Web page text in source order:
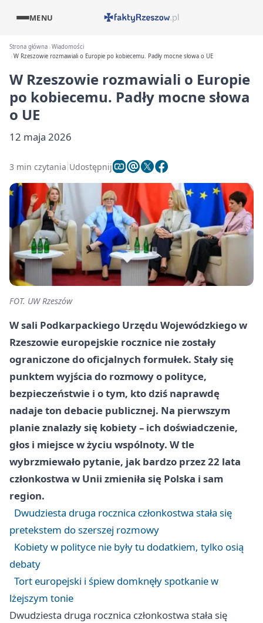
MENU
Strona główna Wiadomości
W Rzeszowie rozmawiali o Europie po kobiecemu. Padły mocne słowa o UE
W Rzeszowie rozmawiali o Europie
po kobiecemu. Padły mocne słowa
o UE
12 maja 2026
3 min czytania Udostępnij
FOT. UW Rzeszów
W sali Podkarpackiego Urzędu Wojewódzkiego w
Rzeszowie europejskie rocznice nie zostały
ograniczone do oficjalnych formułek. Stały się
punktem wyjścia do rozmowy o polityce,
bezpieczeństwie i o tym, kto dziś naprawdę
nadaje ton debacie publicznej. Na pierwszym
planie znalazły się kobiety – ich doświadczenie,
głos i miejsce w życiu wspólnoty. W tle
wybrzmiewało pytanie, jak bardzo przez 22 lata
członkostwa w Unii zmieniła się Polska i sam
region.
Dwudziesta druga rocznica członkostwa stała się
pretekstem do szerszej rozmowy
Kobiety w polityce nie były tu dodatkiem, tylko osią
debaty
Tort europejski i śpiew domknęły spotkanie w
lżejszym tonie
Dwudziesta druga rocznica członkostwa stała się